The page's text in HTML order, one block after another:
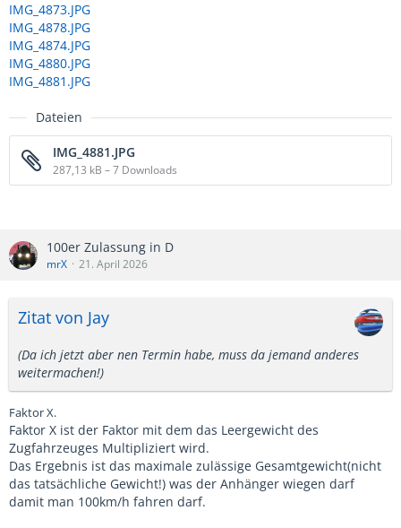
IMG_4873.JPG
IMG_4878.JPG
IMG_4874.JPG
IMG_4880.JPG
IMG_4881.JPG
Dateien
IMG_4881.JPG
287,13 kB – 7 Downloads
100er Zulassung in D
mrX 21. April 2026
Zitat von Jay
(Da ich jetzt aber nen Termin habe, muss da jemand anderes
weitermachen!)
Faktor X.
Faktor X ist der Faktor mit dem das Leergewicht des
Zugfahrzeuges Multipliziert wird.
Das Ergebnis ist das maximale zulässige Gesamtgewicht(nicht
das tatsächliche Gewicht!) was der Anhänger wiegen darf
damit man 100km/h fahren darf.